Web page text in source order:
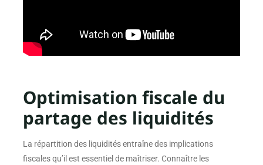
Optimisation fiscale du
partage des liquidités
La répartition des liquidités entraîne des implications
fiscales qu’il est essentiel de maîtriser. Connaître les